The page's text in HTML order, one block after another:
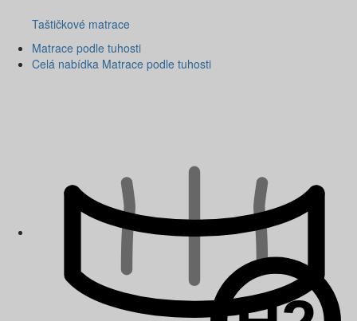
Taštičkové matrace
Matrace podle tuhosti
Celá nabídka Matrace podle tuhosti